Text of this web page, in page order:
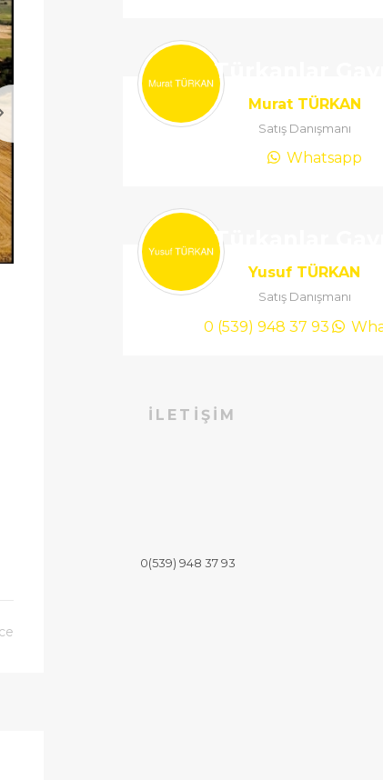
Türkanlar
Murat TÜRKAN
Satış Danışmanı
Whatsapp
Türkanlar
Yusuf TÜRKAN
Satış Danışmanı
0 (539) 948 37 93
İLETIŞIM
0(539) 948 37 93